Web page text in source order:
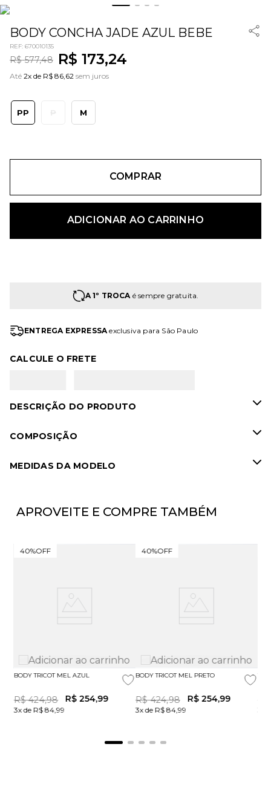
BODY CONCHA JADE AZUL BEBE
REF: 670010135
R$ 577,48 R$ 173,24
Até 2x de R$ 86,62 sem juros
PP P M
COMPRAR
ADICIONAR AO CARRINHO
A 1º TROCAé sempre gratuita.
ENTREGA EXPRESSAexclusiva para São Paulo
CALCULE O FRETE
DESCRIÇÃO DO PRODUTO
COMPOSIÇÃO
MEDIDAS DA MODELO
APROVEITE E COMPRE TAMBÉM
40%OFF
BODY TRICOT MEL AZUL
R$ 424,98 R$ 254,99
3x de R$ 84,99
40%OFF
BODY TRICOT MEL PRETO
R$ 424,98 R$ 254,99
3x de R$ 84,99 3x